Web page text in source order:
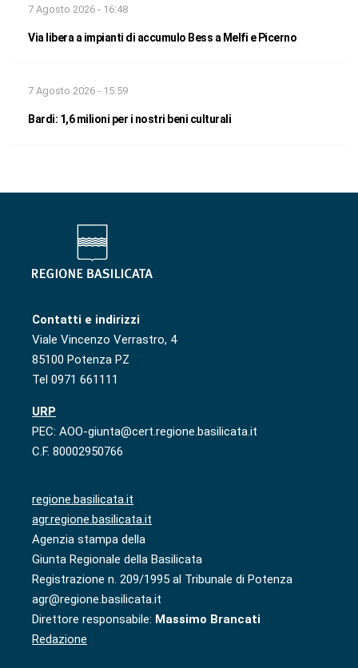
7 Agosto 2026 - 16:48
Via libera a impianti di accumulo Bess a Melfi e Picerno
7 Agosto 2026 - 15:59
Bardi: 1,6 milioni per i nostri beni culturali
Contatti e indirizzi
Viale Vincenzo Verrastro, 4
85100 Potenza PZ
Tel 0971 661111
URP
PEC: AOO-giunta@cert.regione.basilicata.it
C.F. 80002950766
regione.basilicata.it
agr.regione.basilicata.it
Agenzia stampa della
Giunta Regionale della Basilicata
Registrazione n. 209/1995 al Tribunale di Potenza
agr@regione.basilicata.it
Direttore responsabile: Massimo Brancati
Redazione